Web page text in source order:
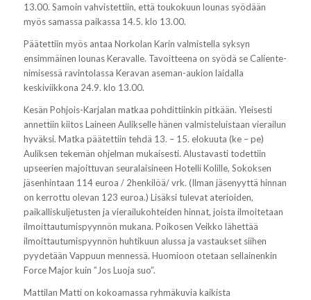
13.00. Samoin vahvistettiin, että toukokuun lounas syödään
myös samassa paikassa 14.5. klo 13.00.
Päätettiin myös antaa Norkolan Karin valmistella syksyn
ensimmäinen lounas Keravalle. Tavoitteena on syödä se Caliente-
nimisessä ravintolassa Keravan aseman-aukion laidalla
keskiviikkona 24.9. klo 13.00.
Kesän Pohjois-Karjalan matkaa pohdittiinkin pitkään. Yleisesti
annettiin kiitos Laineen Aulikselle hänen valmisteluistaan vierailun
hyväksi. Matka päätettiin tehdä 13. – 15. elokuuta (ke – pe)
Auliksen tekemän ohjelman mukaisesti. Alustavasti todettiin
upseerien majoittuvan seuralaisineen Hotelli Kolille, Sokoksen
jäsenhintaan 114 euroa / 2henkilöä/ vrk. (Ilman jäsenyyttä hinnan
on kerrottu olevan 123 euroa.) Lisäksi tulevat aterioiden,
paikalliskuljetusten ja vierailukohteiden hinnat, joista ilmoitetaan
ilmoittautumispyynnön mukana. Poikosen Veikko lähettää
ilmoittautumispyynnön huhtikuun alussa ja vastaukset siihen
pyydetään Vappuun mennessä. Huomioon otetaan sellainenkin
Force Major kuin ”Jos Luoja suo”.
Mattilan Matti on kokoamassa ryhmäkuvia kaikista